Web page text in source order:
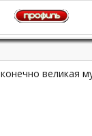
конечно великая